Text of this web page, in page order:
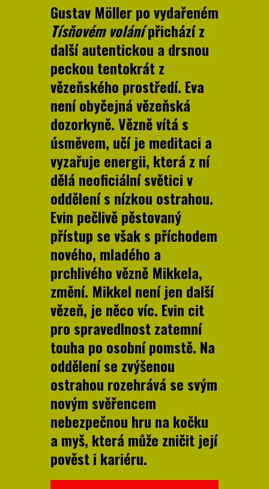
Gustav Möller po vydařeném
Tísňovém volánípřichází z
další autentickou a drsnou
peckou tentokrát z
vězeňského prostředí. Eva
není obyčejná vězeňská
dozorkyně. Vězně vítá s
úsměvem, učí je meditaci a
vyzařuje energii, která z ní
dělá neoficiální světici v
oddělení s nízkou ostrahou.
Evin pečlivě pěstovaný
přístup se však s příchodem
nového, mladého a
prchlivého vězně Mikkela,
změní. Mikkel není jen další
vězeň, je něco víc. Evin cit
pro spravedlnost zatemní
touha po osobní pomstě. Na
oddělení se zvýšenou
ostrahou rozehrává se svým
novým svěřencem
nebezpečnou hru na kočku
a myš, která může zničit její
pověst i kariéru.